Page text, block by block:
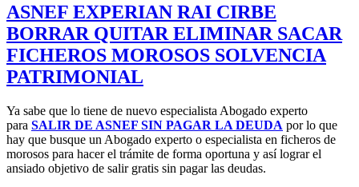
ASNEF EXPERIAN RAI CIRBE
BORRAR QUITAR ELIMINAR SACAR
FICHEROS MOROSOS SOLVENCIA
PATRIMONIAL
Ya sabe que lo tiene de nuevo especialista Abogado experto
para SALIR DE ASNEF SIN PAGAR LA DEUDA por lo que
hay que busque un Abogado experto o especialista en ficheros de
morosos para hacer el trámite de forma oportuna y así lograr el
ansiado objetivo de salir gratis sin pagar las deudas.